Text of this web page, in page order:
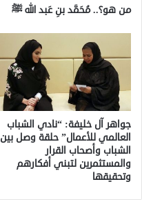
من هو؟.. مُحَمَّد بنِ عَبد الله ﷺ
جواهر آل خليفة: “نادي الشباب
العالمي للأعمال” حلقة وصل بين
الشباب وأصحاب القرار
والمستثمرين لتبني أفكارهم
وتحقيقها